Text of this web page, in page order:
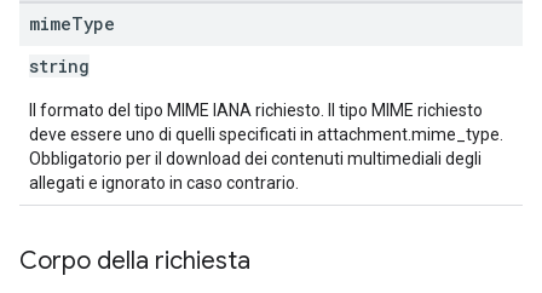
mimeType
string
Il formato del tipo MIME IANA richiesto. Il tipo MIME richiesto
deve essere uno di quelli specificati in attachment.mime_type.
Obbligatorio per il download dei contenuti multimediali degli
allegati e ignorato in caso contrario.
Corpo della richiesta